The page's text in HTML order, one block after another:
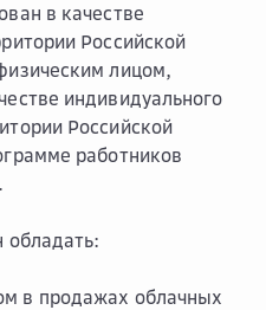
в качестве
Российской
лицом,
индивидуального
Российской
работников
в продажах облачных